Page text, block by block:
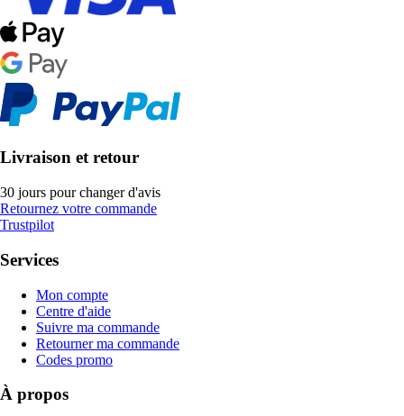
Livraison et retour
30 jours pour changer d'avis
Retournez votre commande
Trustpilot
Services
Mon compte
Centre d'aide
Suivre ma commande
Retourner ma commande
Codes promo
À propos